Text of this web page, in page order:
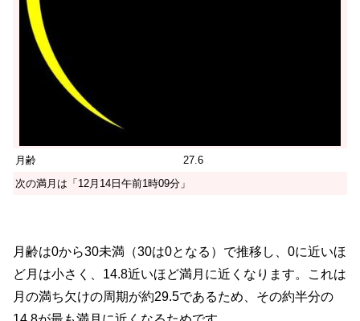
月齢
27.6
次の満月は「12月14日午前1時09分」
月齢は0から30未満（30は0となる）で推移し、0に近いほ
ど月は小さく、14.8近いほど満月に近くなります。これは
月の満ち欠けの周期が約29.5であるため、その約半分の